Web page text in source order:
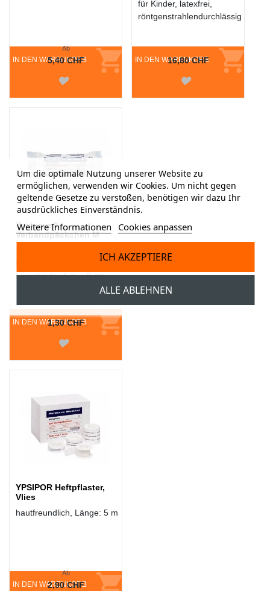
IN DEN WARENKORB
Ab
5,40 CHF
für Kinder, latexfrei,
röntgenstrahlendurchlässig
IN DEN WARENKORB
16,80 CHF
Ypsisave®
Verbandpäckchen M
Kompresse: 8 x 10 cm,
Fixierbinde: 4 m x 8 cm
IN DEN WARENKORB
1,30 CHF
YPSIPOR Heftpflaster,
Vlies
hautfreundlich, Länge: 5 m
IN DEN WARENKORB
Ab
2,90 CHF
Um die optimale Nutzung unserer Website zu
ermöglichen, verwenden wir Cookies. Um nicht gegen
geltende Gesetze zu verstoßen, benötigen wir dazu Ihr
ausdrückliches Einverständnis.
Weitere Informationen Cookies anpassen
ALLE ABLEHNEN
ICH AKZEPTIERE